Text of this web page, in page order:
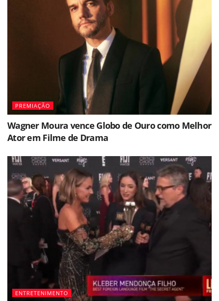
PREMIAÇÃO
Wagner Moura vence Globo de Ouro como Melhor
Ator em Filme de Drama
ENTRETENIMENTO